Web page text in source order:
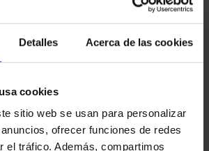
Detalles Acerca de las cookies
cookies
sitio web se usan para personalizar
ofrecer funciones de redes
el tráfico. Además, compartimos
73,00 €